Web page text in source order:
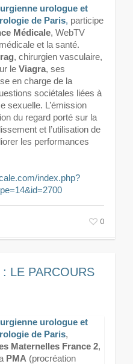
urologue et
de Paris, participe
Médicale, WebTV
et la santé.
, chirurgien vasculaire,
le Viagra, ses
en charge de la
sociétales liées à
sexuelle. L’émission
du regard porté sur la
et l’utilisation de
les performances
index.php?
0
LE PARCOURS
urologue et
de Paris,
Maternelles France 2,
PMA (procréation